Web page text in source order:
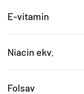
E-vitamin
Niacin ekv.
Folsav